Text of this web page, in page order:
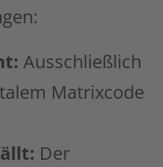
Ausschließlich
Matrixcode
Der